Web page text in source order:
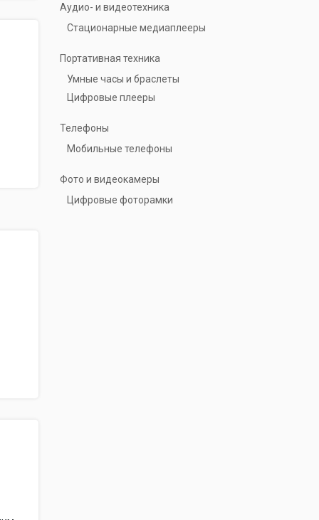
Аудио- и видеотехника
Стационарные медиаплееры
Портативная техника
Умные часы и браслеты
Цифровые плееры
Телефоны
Мобильные телефоны
Фото и видеокамеры
Цифровые фоторамки